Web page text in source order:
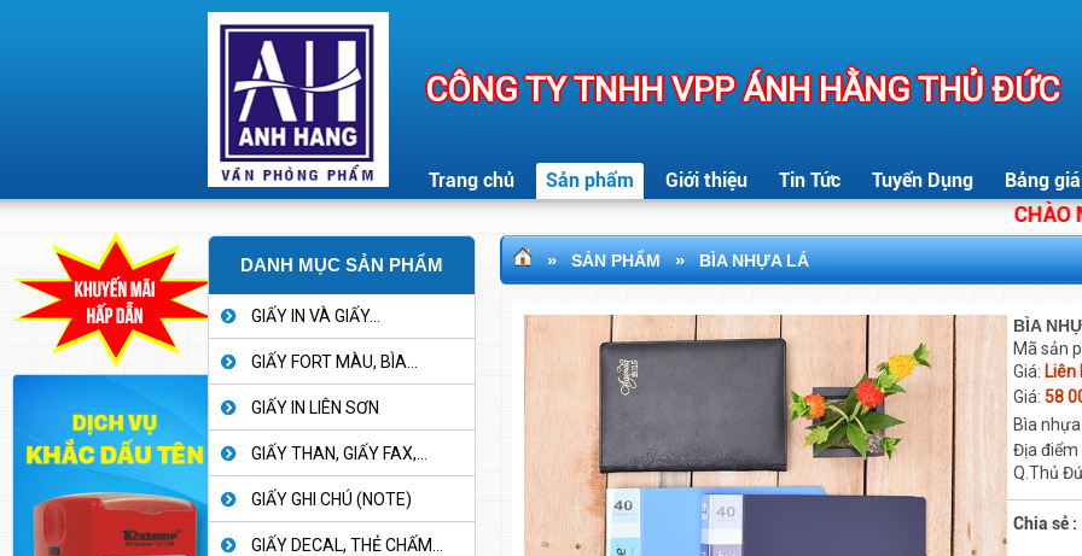
CÔNG TY TNHH VPP ÁNH HẰNG THỦ ĐỨC
Trang chủ Sản phẩm Giới thiệu Tin Tức Tuyển Dụng Bảng giá
CHÀO
DANH MỤC SẢN PHẨM
GIẤY IN VÀ GIẤY...
GIẤY FORT MÀU, BÌA...
GIẤY IN LIÊN SƠN
GIẤY THAN, GIẤY FAX,...
GIẤY GHI CHÚ (NOTE)
GIẤY DECAL, THẺ CHẤM...
» SẢN PHẨM » BÌA NHỰA LÁ
BÌA
Mã sản
Giá: Liên
Giá: 58
Bìa
Địa điểm
Q.Thủ
Chia sẻ :